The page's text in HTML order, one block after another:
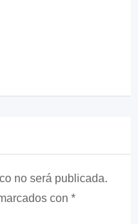
no será publicada.
con *